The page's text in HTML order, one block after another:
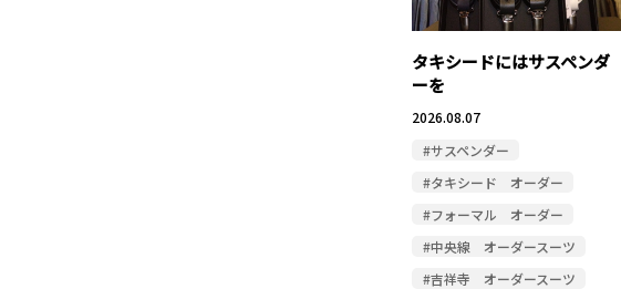
タキシードにはサスペンダ
ーを
2026.08.07
#サスペンダー
#タキシード オーダー
#フォーマル オーダー
#中央線 オーダースーツ
#吉祥寺 オーダースーツ